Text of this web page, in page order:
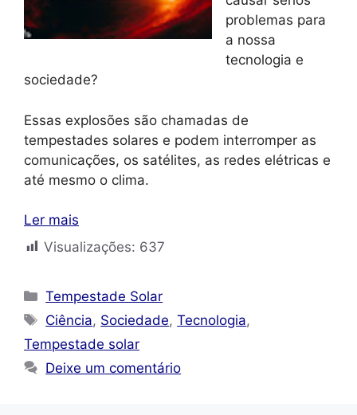
problemas para
a nossa
tecnologia e
sociedade?
Essas explosões são chamadas de
tempestades solares e podem interromper as
comunicações, os satélites, as redes elétricas e
até mesmo o clima.
Ler mais
Visualizações: 637
Categorias
Tempestade Solar
Tags
Ciência, Sociedade,Tecnologia,
Tempestade solar
Deixe um comentário